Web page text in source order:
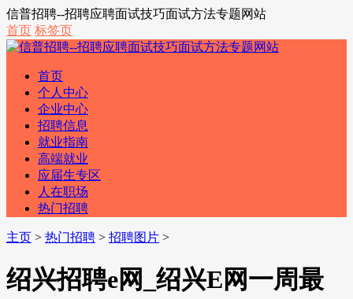
信普招聘--招聘应聘面试技巧面试方法专题网站
首页 标签页
首页
个人中心
企业中心
招聘信息
就业指南
高端就业
应届生专区
人在职场
热门招聘
主页 > 热门招聘 > 招聘图片 >
绍兴招聘e网_绍兴E网一周最